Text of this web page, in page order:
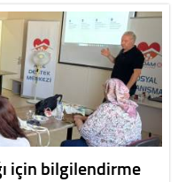
için bilgilendirme